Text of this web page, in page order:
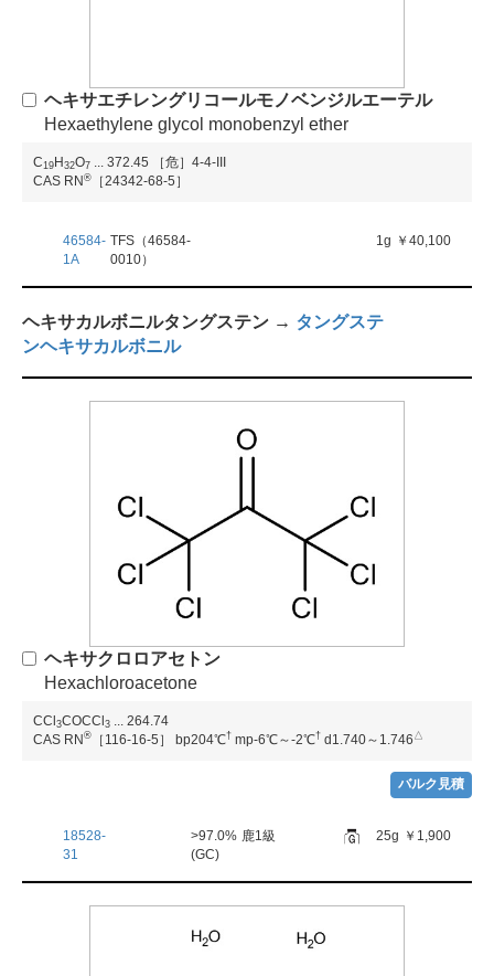
ヘキサエチレングリコールモノベンジルエーテル
Hexaethylene glycol monobenzyl ether
C19 H 32O7 ... 372.45
［危］4-4-III
CAS RN ® ［24342-68-5］
46584-
1A
TFS（46584-
0010）
1g ￥40,100
ヘキサカルボニルタングステン → タングステ
ンヘキサカルボニル
ヘキサクロロアセトン
Hexachloroacetone
CCl3COCCl3
264.74
CAS RN® ［116-16-5］ bp204℃† mp-6℃～-2℃† d1.740～1.746 △
バルク見積
18528-
31
>97.0%
(GC)
鹿1級 25g ￥1,900